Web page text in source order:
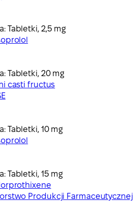
Tabletki, 2,5 mg
Tabletki, 20 mg
casti fructus
Tabletki, 10 mg
Tabletki, 15 mg
Produkcji Farmaceutycznej